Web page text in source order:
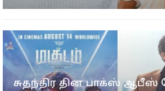
சுதந்திர தின பாக்ஸ் ஆபீஸ்